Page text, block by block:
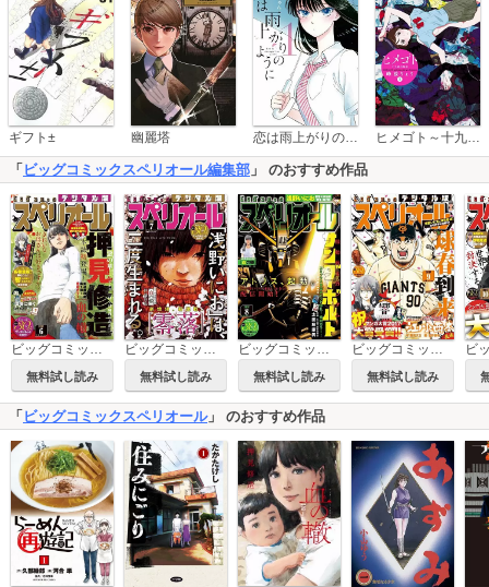
ギフト± 幽麗塔 恋は雨上がりのように ヒメゴト～十九歳の制服～
「 ビッグコミックスペリオール編集部 」 のおすすめ作品
ビッグコミックスペリオール 2017年6号
無料試し読み
ビッグコミックスペリオール 2017年7号
無料試し読み
ビッグコミックスペリオール 2017年8号
無料試し読み
ビッグコミックスペリオール 2017年9号
無料試し読み
「 ビッグコミックスペリオール」 のおすすめ作品